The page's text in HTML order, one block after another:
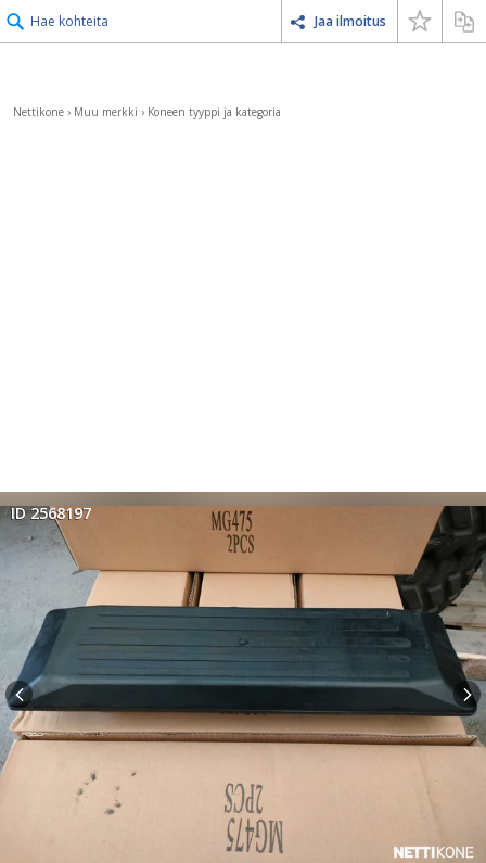
Hae kohteita Jaa ilmoitus
Nettikone › Muu merkki › Koneen tyyppi ja kategoria
ID 2568197